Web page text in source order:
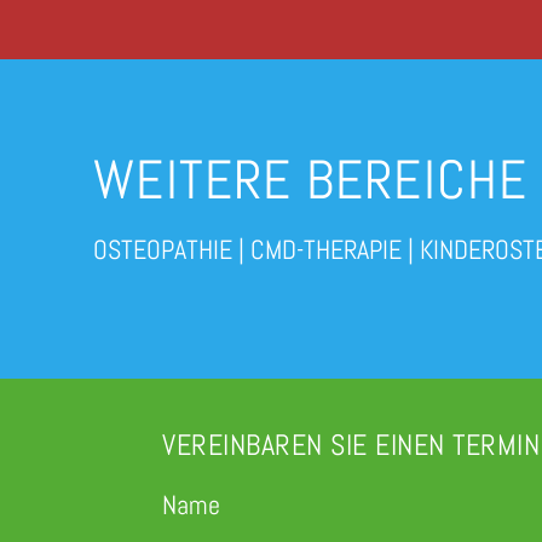
WEITERE BEREICHE
OSTEOPATHIE | CMD-THERAPIE |
VEREINBAREN SIE EINEN TERMIN
Name